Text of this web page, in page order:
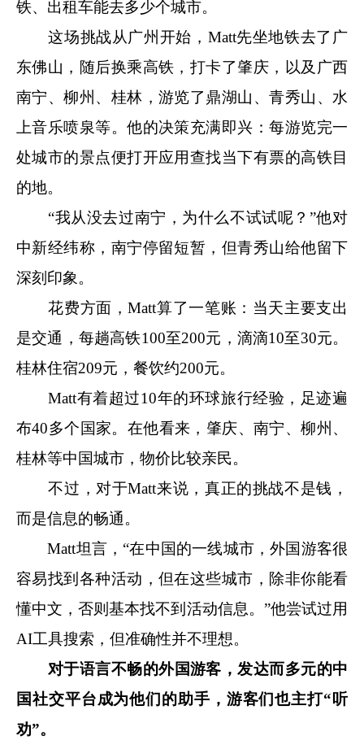
铁、出租车能去多少个城市。
这场挑战从广州开始，Matt先坐地铁去了广
东佛山，随后换乘高铁，打卡了肇庆，以及广西
南宁、柳州、桂林，游览了鼎湖山、青秀山、水
上音乐喷泉等。他的决策充满即兴：每游览完一
处城市的景点便打开应用查找当下有票的高铁目
的地。
“我从没去过南宁，为什么不试试呢？”他对
中新经纬称，南宁停留短暂，但青秀山给他留下
深刻印象。
花费方面，Matt算了一笔账：当天主要支出
是交通，每趟高铁100至200元，滴滴10至30元。
桂林住宿209元，餐饮约200元。
Matt有着超过10年的环球旅行经验，足迹遍
布40多个国家。在他看来，肇庆、南宁、柳州、
桂林等中国城市，物价比较亲民。
不过，对于Matt来说，真正的挑战不是钱，
而是信息的畅通。
Matt坦言，“在中国的一线城市，外国游客很
容易找到各种活动，但在这些城市，除非你能看
懂中文，否则基本找不到活动信息。”他尝试过用
AI工具搜索，但准确性并不理想。
对于语言不畅的外国游客，发达而多元的中
国社交平台成为他们的助手，游客们也主打“听
劝”。